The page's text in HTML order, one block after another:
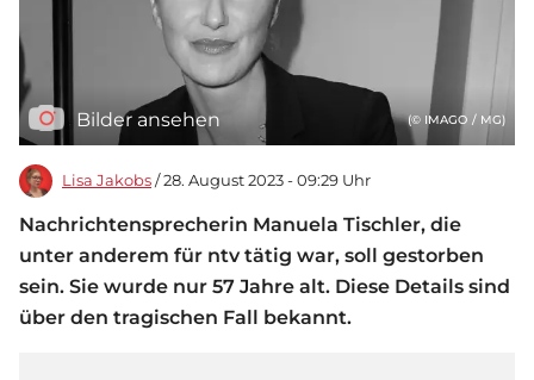
Bilder ansehen (© IMAGO / MG)
Lisa Jakobs / 28. August 2023 - 09:29 Uhr
Nachrichtensprecherin Manuela Tischler, die
unter anderem für ntv tätig war, soll gestorben
sein. Sie wurde nur 57 Jahre alt. Diese Details sind
über den tragischen Fall bekannt.